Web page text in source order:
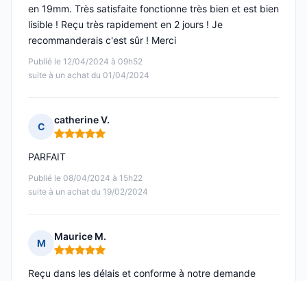
Publié le 12/04/2024 à 09h52
suite à un achat du 01/04/2024
en 19mm. Très satisfaite fonctionne très bien et est bien
lisible ! Reçu très rapidement en 2 jours ! Je
recommanderais c'est sûr ! Merci
C
catherine V.
Note : 5 sur 5
Publié le 08/04/2024 à 15h22
suite à un achat du 19/02/2024
PARFAIT
M
Maurice M.
Note : 5 sur 5
Reçu dans les délais et conforme à notre demande